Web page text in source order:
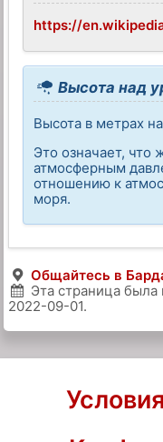
https://
Высота над
Высота в метрах
Это означает, что
атмосферным
отношению к
моря.
Общайтесь в
Эта страница была
2022-09-01.